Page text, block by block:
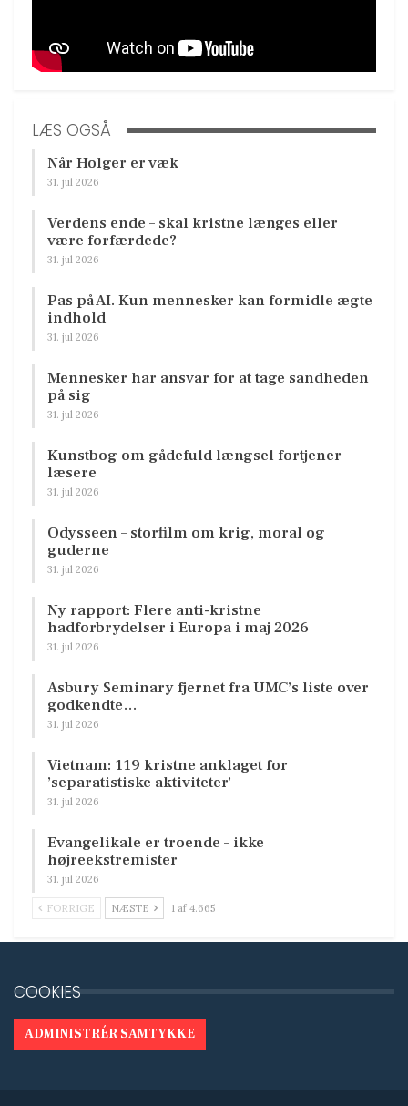
LÆS OGSÅ
Når Holger er væk
31. jul 2026
Verdens ende – skal kristne længes eller
være forfærdede?
31. jul 2026
Pas på AI. Kun mennesker kan formidle ægte
indhold
31. jul 2026
Mennesker har ansvar for at tage sandheden
på sig
31. jul 2026
Kunstbog om gådefuld længsel fortjener
læsere
31. jul 2026
Odysseen – storfilm om krig, moral og
guderne
31. jul 2026
Ny rapport: Flere anti-kristne
hadforbrydelser i Europa i maj 2026
31. jul 2026
Asbury Seminary fjernet fra UMC’s liste over
godkendte…
31. jul 2026
Vietnam: 119 kristne anklaget for
’separatistiske aktiviteter’
31. jul 2026
Evangelikale er troende – ikke
højreekstremister
31. jul 2026
FORRIGE NÆSTE 1 af 4.665
COOKIES
ADMINISTRÉR SAMTYKKE